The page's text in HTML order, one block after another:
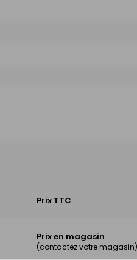
Prix TTC
Prix en magasin
(contactez votre magasin)